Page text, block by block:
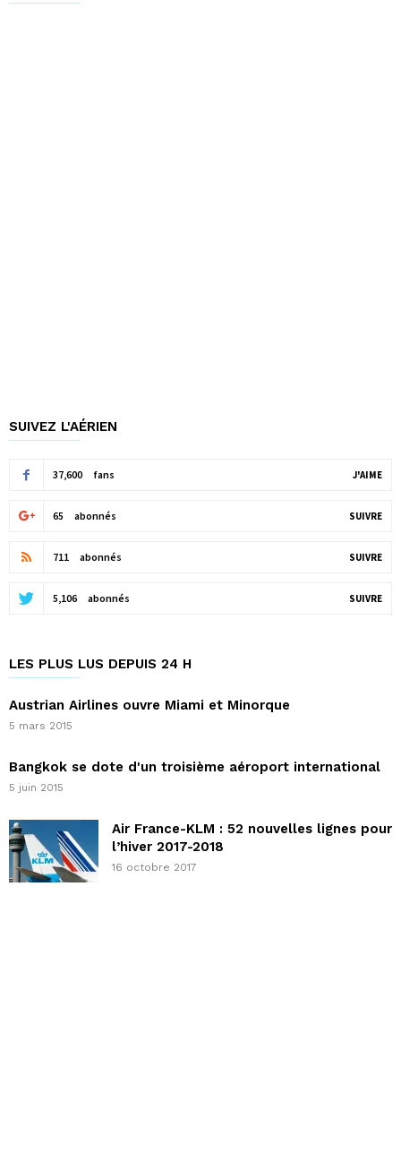
SUIVEZ L'AÉRIEN
37,600 fans J'AIME
65 abonnés SUIVRE
711 abonnés SUIVRE
5,106 abonnés SUIVRE
LES PLUS LUS DEPUIS 24 H
Austrian Airlines ouvre Miami et Minorque
5 mars 2015
Bangkok se dote d'un troisième aéroport international
5 juin 2015
Air France-KLM : 52 nouvelles lignes pour
l’hiver 2017-2018
16 octobre 2017